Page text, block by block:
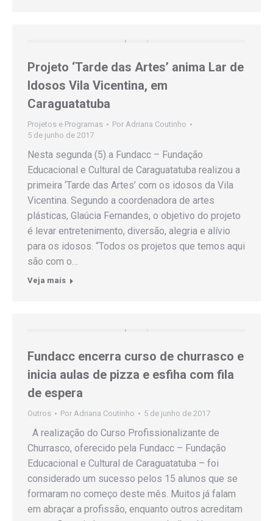
Projeto ‘Tarde das Artes’ anima Lar de
Idosos Vila Vicentina, em
Caraguatatuba
Projetos e Programas Por Adriana Coutinho
5 de junho de 2017
Nesta segunda (5) a Fundacc – Fundação
Educacional e Cultural de Caraguatatuba realizou a
primeira ‘Tarde das Artes’ com os idosos da Vila
Vicentina. Segundo a coordenadora de artes
plásticas, Glaúcia Fernandes, o objetivo do projeto
é levar entretenimento, diversão, alegria e alívio
para os idosos. “Todos os projetos que temos aqui
são com o…
Veja mais
Fundacc encerra curso de churrasco e
inicia aulas de pizza e esfiha com fila
de espera
Outros Por Adriana Coutinho 5 de junho de 2017
A realização do Curso Profissionalizante de
Churrasco, oferecido pela Fundacc – Fundação
Educacional e Cultural de Caraguatatuba – foi
considerado um sucesso pelos 15 alunos que se
formaram no começo deste mês. Muitos já falam
em abraçar a profissão, enquanto outros acreditam